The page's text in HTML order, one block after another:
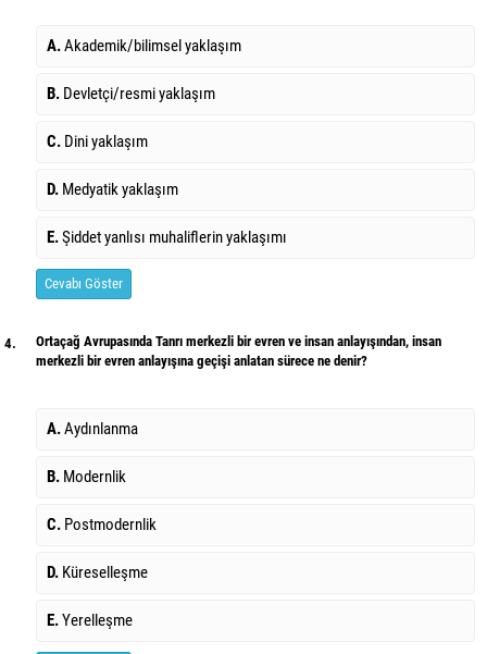
A.Akademik/bilimsel yaklaşım
B. Devletçi/resmi yaklaşım
C. Dini yaklaşım
D. Medyatik yaklaşım
E.Şiddet yanlısı muhaliflerin yaklaşımı
Cevabı Göster
4.
Ortaçağ Avrupasında Tanrı merkezli bir evren ve insan anlayışından, insan
merkezli bir evren anlayışına geçişi anlatan sürece ne denir?
A.Aydınlanma
B. Modernlik
C. Postmodernlik
D. Küreselleşme
E.Yerelleşme